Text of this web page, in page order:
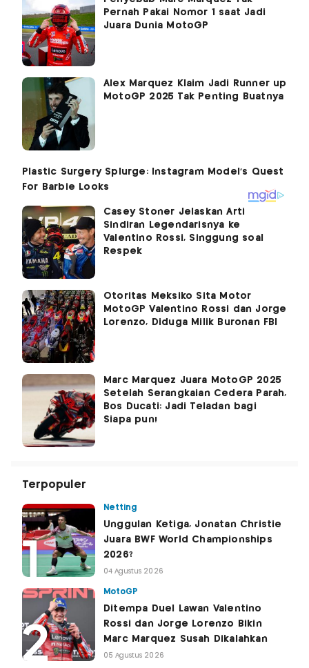
Pernah Pakai Nomor 1 saat Jadi
Juara Dunia MotoGP
Alex Marquez Klaim Jadi Runner up
MotoGP 2025 Tak Penting Buatnya
Casey Stoner Jelaskan Arti
Sindiran Legendarisnya ke
Valentino Rossi, Singgung soal
Respek
Otoritas Meksiko Sita Motor
MotoGP Valentino Rossi dan Jorge
Lorenzo, Diduga Milik Buronan FBI
Marc Marquez Juara MotoGP 2025
Setelah Serangkaian Cedera Parah,
Bos Ducati: Jadi Teladan bagi
Siapa pun!
Terpopuler
Netting
Unggulan Ketiga, Jonatan Christie
Juara BWF World Championships
2026?
04 Agustus 2026
MotoGP
Ditempa Duel Lawan Valentino
Rossi dan Jorge Lorenzo Bikin
Marc Marquez Susah Dikalahkan
05 Agustus 2026